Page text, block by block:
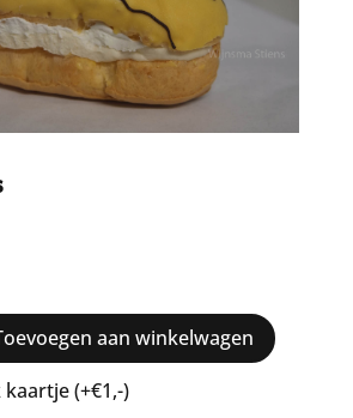
aan winkelwagen
(+€1,-)